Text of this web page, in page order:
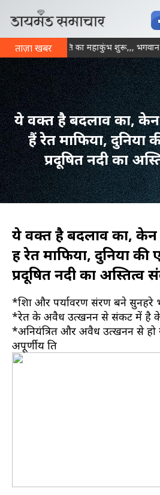
ताज़ा खबर
में आज से भक्ति का महाकुंभ शुरू,,, भगवान श्री
ये वक्त है बदलाव का,
हैं रेत माफिया, दुनिया
प्रदूषित नदी का
ये वक्त है बदलाव का, केन
हैं रेत माफिया, दुनिया की
प्रदूषित नदी का अस्तित्व
*शिक्षा और पर्यावरण संरक्षण बने
*रेत के अवैध उत्खनन से संकट में है
*अनियंत्रित और अवैध उत्खनन से हो
अपूर्णीय क्षति